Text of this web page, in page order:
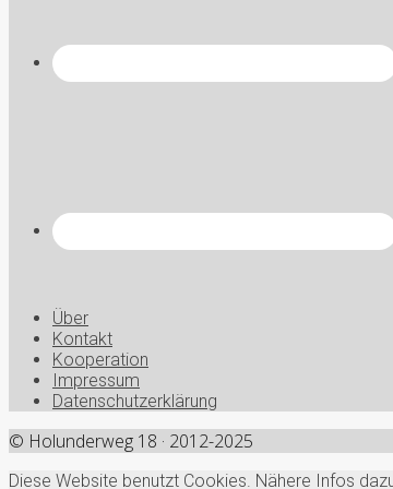
Über
Kontakt
Kooperation
Impressum
Datenschutzerklärung
© Holunderweg 18 · 2012-2025
Diese Website benutzt Cookies. Nähere Infos